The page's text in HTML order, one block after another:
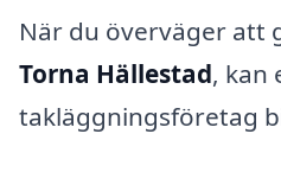
När du överväger att
Torna Hällestad, kan
takläggningsföretag